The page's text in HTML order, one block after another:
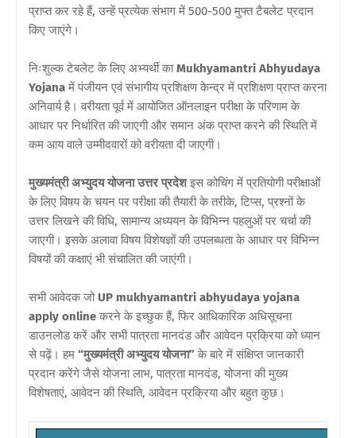
प्राप्त कर रहे हैं, उन्हें प्रत्येक संभाग में 500-500 मुफ्त टैबलेट प्रदान
किए जाएंगे।
निःशुल्क टेबलेट के लिए अभ्यर्थी काMukhyamantri Abhyudaya
Yojana में पंजीयन एवं संभागीय प्रशिक्षण केन्द्र में प्रशिक्षण प्राप्त करना
अनिवार्य है। वरीयता पूर्व में आयोजित ऑनलाइन परीक्षा के परिणाम के
आधार पर निर्धारित की जाएगी और समान अंक प्राप्त करने की स्थिति में
कम आय वाले उम्मीदवारों को वरीयता दी जाएगी।
मुख्यमंत्री अभ्युदय योजना उत्तर प्रदेशइस कोचिंग में प्रतियोगी परीक्षाओं
के लिए विषय के चयन पर परीक्षा की तैयारी के तरीके, टिप्स, प्रश्नों के
उत्तर लिखने की विधि, सामान्य अध्ययन के विभिन्न पहलुओं पर चर्चा की
जाएगी। इसके अलावा विषय विशेषज्ञों की उपलब्धता के आधार पर विभिन्न
विषयों की कक्षाएं भी संचालित की जाएंगी।
सभी आवेदक जोUP mukhyamantri abhyudaya yojana
apply online करने के इच्छुक हैं, फिर आधिकारिक अधिसूचना
डाउनलोड करें और सभी पात्रता मानदंड और आवेदन प्रक्रिया को ध्यान
से पढ़ें। हम “मुख्यमंत्री अभ्युदय योजना” के बारे में संक्षिप्त जानकारी
प्रदान करेंगे जैसे योजना लाभ, पात्रता मानदंड, योजना की मुख्य
विशेषताएं, आवेदन की स्थिति, आवेदन प्रक्रिया और बहुत कुछ।